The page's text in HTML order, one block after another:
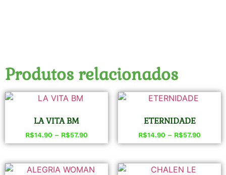
Produtos relacionados
LA VITA BM
R$14.90 – R$57.90
ETERNIDADE
R$14.90 – R$57.90